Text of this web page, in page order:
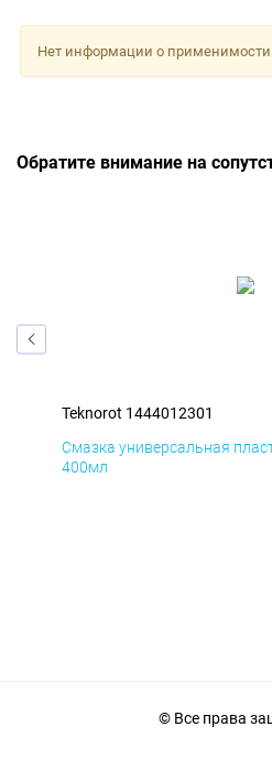
Нет информации о применимости
Обратите внимание на
Teknorot 1444012301
Смазка универсальная
400мл
© Все права